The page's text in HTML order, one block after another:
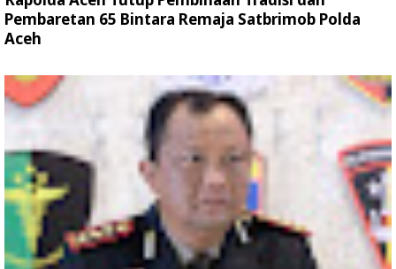
Pembaretan 65 Bintara Remaja Satbrimob Polda
Aceh